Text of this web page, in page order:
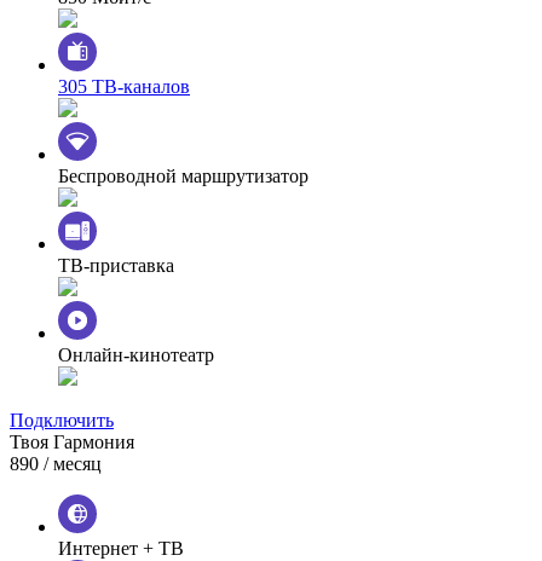
305 ТВ-каналов
Беспроводной маршрутизатор
ТВ-приставка
Онлайн-кинотеатр
Подключить
Твоя Гармония
890 / месяц
Интернет + ТВ